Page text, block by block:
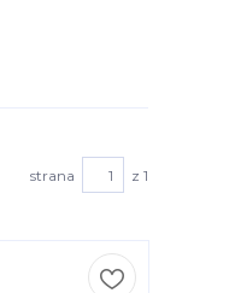
strana z 1